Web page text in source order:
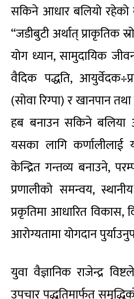
सकिने आधार बलियो
“जडीबुटी अर्थात् प्राकृतिक
योग ध्यान, सामुदायिक
वैदिक पद्धति,
(सोवा रिग्पा) र खानपान
हब बनाउन सकिने
यसका लागि कर्णालीलाई
केन्द्रित गन्तव्य बनाउने,
प्रणालीको समन्वय,
प्रकृतिमा आधारित विकास,
आरोग्यतामा योगदान
युवा वैज्ञानिक राजेन्द्र